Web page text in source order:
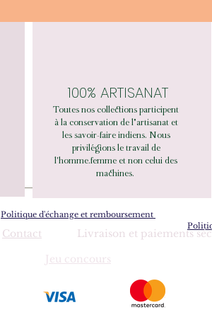
100% ARTISANAT
Toutes nos collections participent
à la conservation de l"artisanat et
les savoir-faire indiens. Nous
privilégions le travail de
l'homme.femme et non celui des
machines.
Politique d'échange et remboursement
Contact Livraison et paiements
Jeu concours